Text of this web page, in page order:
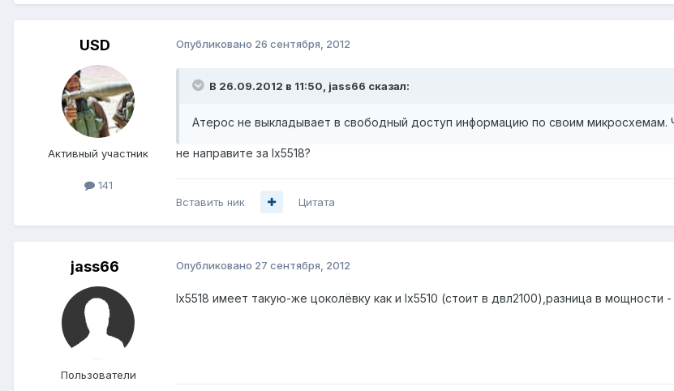
USD
Активный участник
141
Опубликовано 26 сентября, 2012
В 26.09.2012 в 11:50, jass66 сказал:
Атерос не выкладывает в свободный доступ информацию по своим микросхемам.
не направите за lx5518?
Вставить ник Цитата
jass66
Пользователи
Опубликовано 27 сентября, 2012
lx5518 имеет такую-же цоколёвку как и lx5510 (стоит в двл2100),разница в